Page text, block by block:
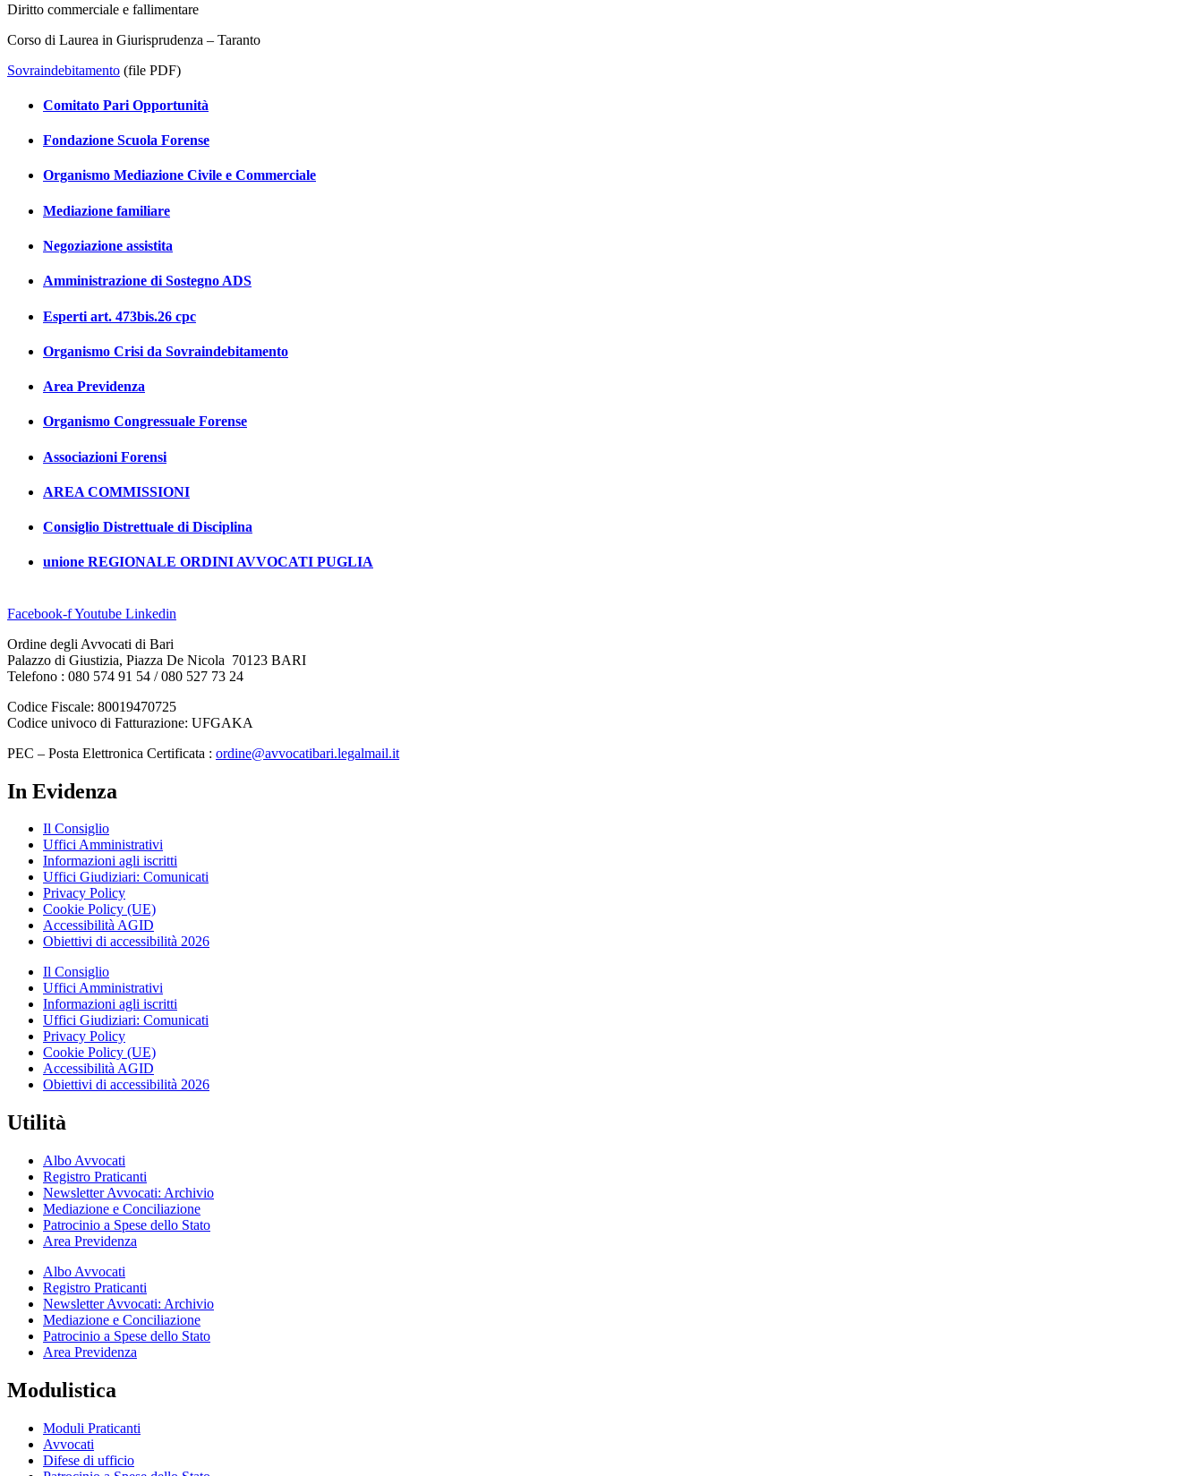
Diritto commerciale e fallimentare
Corso di Laurea in Giurisprudenza – Taranto
Sovraindebitamento (file PDF)
Comitato Pari Opportunità
Fondazione Scuola Forense
Organismo Mediazione Civile e Commerciale
Mediazione familiare
Negoziazione assistita
Amministrazione di Sostegno ADS
Esperti art. 473bis.26 cpc
Organismo Crisi da Sovraindebitamento
Area Previdenza
Organismo Congressuale Forense
Associazioni Forensi
AREA COMMISSIONI
Consiglio Distrettuale di Disciplina
unione REGIONALE ORDINI AVVOCATI PUGLIA
Facebook-fYoutube Linkedin
Ordine degli Avvocati di Bari
Palazzo di Giustizia, Piazza De Nicola 70123 BARI
Telefono : 080 574 91 54 / 080 527 73 24
Codice Fiscale: 80019470725
Codice univoco di Fatturazione: UFGAKA
PEC – Posta Elettronica Certificata : ordine@avvocatibari.legalmail.it
In Evidenza
Il Consiglio
Uffici Amministrativi
Informazioni agli iscritti
Uffici Giudiziari: Comunicati
Privacy Policy
Cookie Policy (UE)
Accessibilità AGID
Obiettivi di accessibilità 2026
Il Consiglio
Uffici Amministrativi
Informazioni agli iscritti
Uffici Giudiziari: Comunicati
Privacy Policy
Cookie Policy (UE)
Accessibilità AGID
Obiettivi di accessibilità 2026
Utilità
Albo Avvocati
Registro Praticanti
Newsletter Avvocati: Archivio
Mediazione e Conciliazione
Patrocinio a Spese dello Stato
Area Previdenza
Albo Avvocati
Registro Praticanti
Newsletter Avvocati: Archivio
Mediazione e Conciliazione
Patrocinio a Spese dello Stato
Area Previdenza
Modulistica
Moduli Praticanti
Avvocati
Difese di ufficio